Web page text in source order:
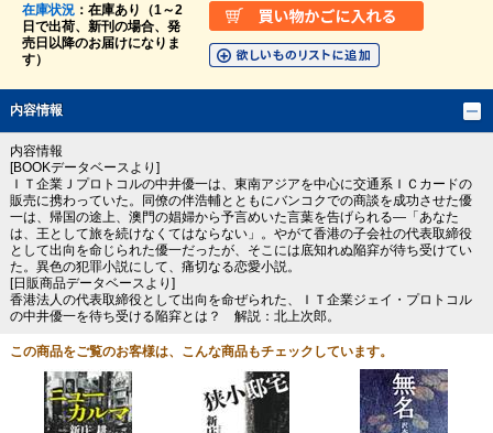
在庫状況：在庫あり（1～2
日で出荷、新刊の場合、発
売日以降のお届けになりま
す）
内容情報
内容情報
[BOOKデータベースより]
ＩＴ企業Ｊプロトコルの中井優一は、東南アジアを中心に交通系ＩＣカードの
販売に携わっていた。同僚の伴浩輔とともにバンコクでの商談を成功させた優
一は、帰国の途上、澳門の娼婦から予言めいた言葉を告げられる―「あなた
は、王として旅を続けなくてはならない」。やがて香港の子会社の代表取締役
として出向を命じられた優一だったが、そこには底知れぬ陥穽が待ち受けてい
た。異色の犯罪小説にして、痛切なる恋愛小説。
[日販商品データベースより]
香港法人の代表取締役として出向を命ぜられた、ＩＴ企業ジェイ・プロトコル
の中井優一を待ち受ける陥穽とは？ 解説：北上次郎。
この商品をご覧のお客様は、こんな商品もチェックしています。